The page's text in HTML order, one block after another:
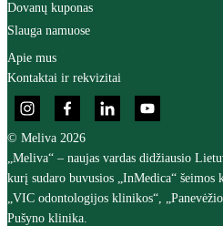
Dovanų kuponas
Slauga namuose
Apie mus
Kontaktai ir rekvizitai
© Meliva 2026
„Meliva“ – naujas vardas didžiausio
kurį sudaro buvusios „InMedica“
„VIC odontologijos klinikos“,
Pušyno klinika.